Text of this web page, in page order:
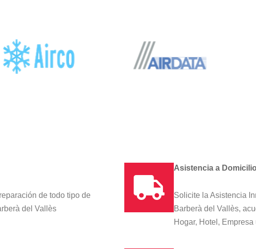
de todo tipo de
del Vallès
Asistencia a Domicilio
Solicite la Asistencia
Barberà del Vallès,
Hogar, Hotel, Empresa